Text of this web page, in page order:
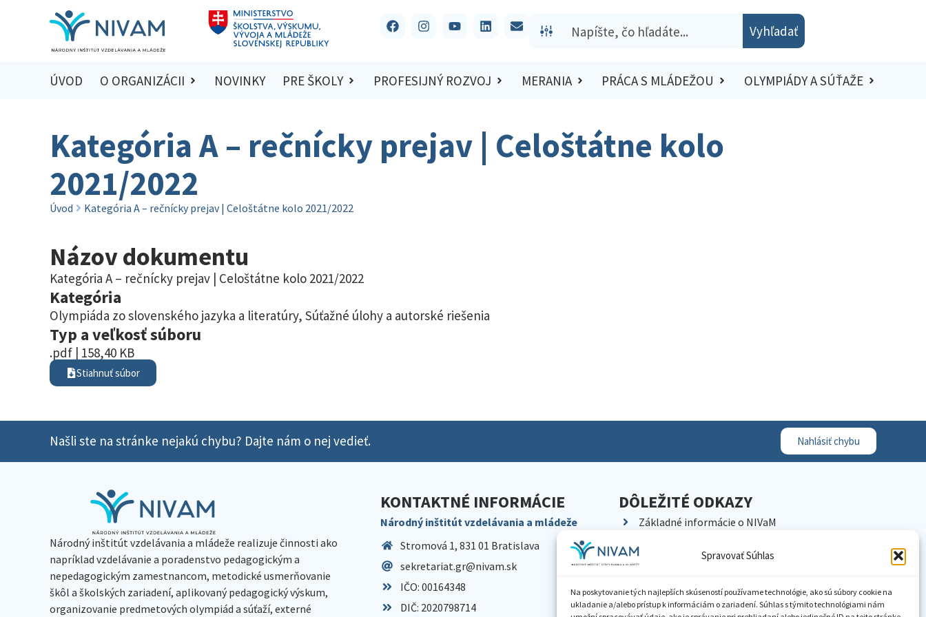
Spravovať Súhlas
Na poskytovanie tých najlepších skúseností používame technológie, ako sú súbory cookie na
ukladanie a/alebo prístup k informáciám o zariadení. Súhlas s týmito technológiami nám
Vyhľadať
ÚVOD O ORGANIZÁCII NOVINKY PRE ŠKOLY PROFESIJNÝ ROZVOJ MERANIA PRÁCA S MLÁDEŽOU OLYMPIÁDY A SÚŤAŽE
Kategória A – rečnícky prejav | Celoštátne kolo
2021/2022
Úvod Kategória A – rečnícky prejav | Celoštátne kolo 2021/2022
Názov dokumentu
Kategória A – rečnícky prejav | Celoštátne kolo 2021/2022
Kategória
Olympiáda zo slovenského jazyka a literatúry, Súťažné úlohy a autorské riešenia
Typ a veľkosť súboru
.pdf | 158,40 KB
Stiahnuť súbor
Našli ste na stránke nejakú chybu? Dajte nám o nej vedieť. Nahlásiť chybu
Národný inštitút vzdelávania a mládeže realizuje činnosti ako
napríklad vzdelávanie a poradenstvo pedagogickým a
nepedagogickým zamestnancom, metodické usmerňovanie
škôl a školských zariadení, aplikovaný pedagogický výskum,
organizovanie predmetových olympiád a súťaží, externé
KONTAKTNÉ INFORMÁCIE
Národný inštitút vzdelávania a mládeže
Stromová 1, 831 01 Bratislava
sekretariat.gr@nivam.sk
IČO: 00164348
DIČ: 2020798714
DÔLEŽITÉ ODKAZY
Základné informácie o NIVaM
Kariéra
Pracoviská NIVaM